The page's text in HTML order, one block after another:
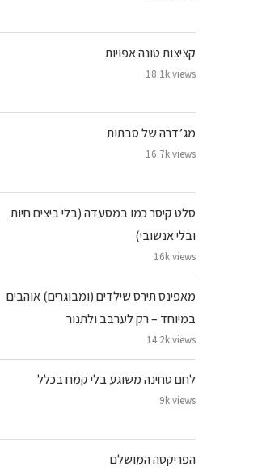
קציצות טונה אפויות
18.1k views
מג’דרה של סבתות
16.7k views
סלט קיסר כמו במסעדה (בלי ביצים חיות
ובלי אנשובי)
16k views
מאפינס תירס שילדים (ומבוגרים) אוהבים
במיוחד – רק לערבב ולתנור
14.2k views
לחם טחינה משוגע בלי קמח בכלל
9k views
הפריקסה המושלם